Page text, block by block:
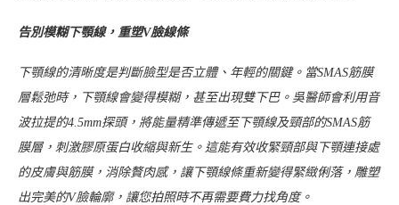
告別模糊下顎線，重塑V臉線條
下顎線的清晰度是判斷臉型是否立體、年輕的關鍵。當SMAS筋膜
層鬆弛時，下顎線會變得模糊，甚至出現雙下巴。吳醫師會利用音
波拉提的4.5mm探頭，將能量精準傳遞至下顎線及頸部的SMAS筋
膜層，刺激膠原蛋白收縮與新生。這能有效收緊頸部與下顎連接處
的皮膚與筋膜，消除贅肉感，讓下顎線條重新變得緊緻俐落，雕塑
出完美的V臉輪廓，讓您拍照時不再需要費力找角度。